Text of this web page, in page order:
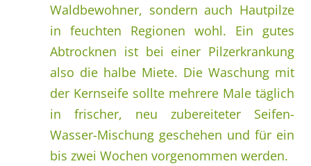
Waldbewohner, sondern auch Hautpilze
in feuchten Regionen wohl. Ein gutes
Abtrocknen ist bei einer Pilzerkrankung
also die halbe Miete. Die Waschung mit
der Kernseife sollte mehrere Male täglich
in frischer, neu zubereiteter Seifen-
Wasser-Mischung geschehen und für ein
bis zwei Wochen vorgenommen werden.